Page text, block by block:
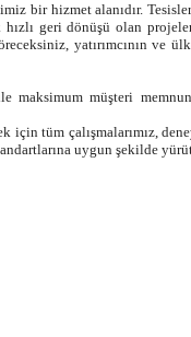
bir hizmet alanıdır.
geri dönüşü olan
yatırımcının ve
maksimum müşteri
için tüm çalışmalarımız,
uygun şekilde